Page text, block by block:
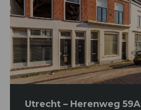
Utrecht – Herenweg 59A